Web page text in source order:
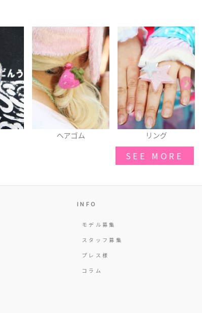
リング タイツ
SEE MORE
INFO
モデル募集
スタッフ募集
プレス様
コラム